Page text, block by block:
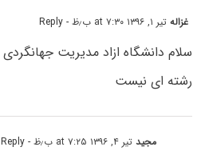
غزالهتیر ۱, ۱۳۹۶ at ۷:۳۰ ب٫ظ - Reply
سلام دانشگاه ازاد مدیریت
رشته ای نیست
مجیدتیر ۴, ۱۳۹۶ at ۷:۲۵ ب٫ظ - Reply